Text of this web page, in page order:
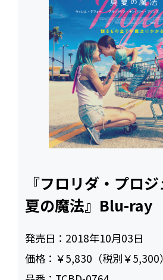
『フロリダ・プロ
夏の魔法』Blu-ray
発売日： 2018年10月03日
価格： ￥5,830（税別￥5,300）